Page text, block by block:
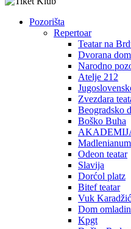
Pozorišta
Repertoar
Teatar na
Dvorana
Narodno
Atelje 212
Zvezdara
Beogradsko
Boško Buha
Madlenianum
Odeon teatar
Slavija
Dorćol platz
Bitef teatar
Vuk Karadžić
Dom
Kpgt